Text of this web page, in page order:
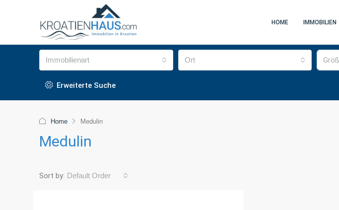
HOME IMMOBILIEN
Immobilienart Ort
Erweiterte Suche
Home Medulin
Medulin
Sort by: Default Order